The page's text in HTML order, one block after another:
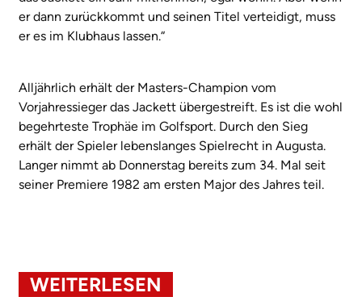
er dann zurückkommt und seinen Titel verteidigt, muss
er es im Klubhaus lassen.“
Alljährlich erhält der Masters-Champion vom
Vorjahressieger das Jackett übergestreift. Es ist die wohl
begehrteste Trophäe im Golfsport. Durch den Sieg
erhält der Spieler lebenslanges Spielrecht in Augusta.
Langer nimmt ab Donnerstag bereits zum 34. Mal seit
seiner Premiere 1982 am ersten Major des Jahres teil.
WEITERLESEN